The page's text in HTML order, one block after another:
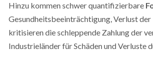
Hinzu kommen schwer quantifizierbare
Gesundheitsbeeinträchtigung, Verlust
kritisieren die schleppende Zahlung der
Industrieländer für Schäden und Verluste